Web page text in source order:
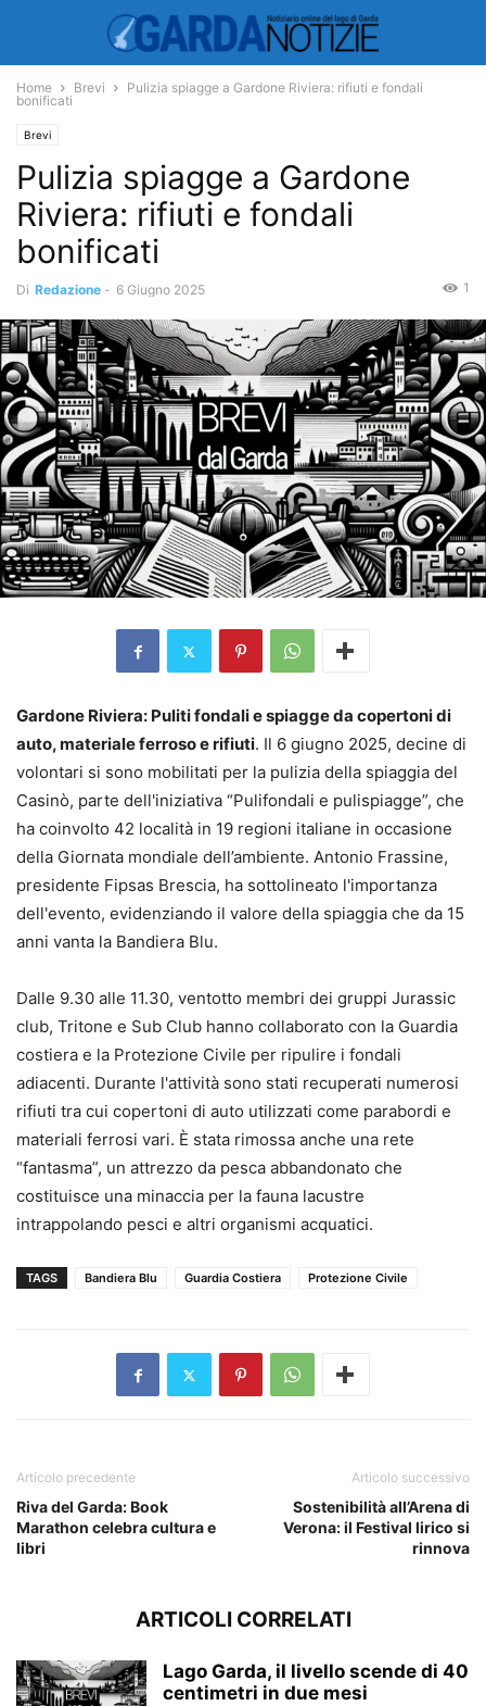
Home Brevi
Pulizia spiagge a Gardone Riviera: rifiuti e fondali
bonificati
Brevi
Pulizia spiagge a Gardone
Riviera: rifiuti e fondali
bonificati
Di Redazione - 6 Giugno 2025 1
Gardone Riviera: Puliti fondali e spiagge da copertoni di
auto, materiale ferroso e rifiuti. Il 6 giugno 2025, decine di
volontari si sono mobilitati per la pulizia della spiaggia del
Casinò, parte dell'iniziativa “Pulifondali e pulispiagge”, che
ha coinvolto 42 località in 19 regioni italiane in occasione
della Giornata mondiale dell’ambiente. Antonio Frassine,
presidente Fipsas Brescia, ha sottolineato l'importanza
dell'evento, evidenziando il valore della spiaggia che da 15
anni vanta la Bandiera Blu.
Dalle 9.30 alle 11.30, ventotto membri dei gruppi Jurassic
club, Tritone e Sub Club hanno collaborato con la Guardia
costiera e la Protezione Civile per ripulire i fondali
adiacenti. Durante l'attività sono stati recuperati numerosi
rifiuti tra cui copertoni di auto utilizzati come parabordi e
materiali ferrosi vari. È stata rimossa anche una rete
“fantasma”, un attrezzo da pesca abbandonato che
costituisce una minaccia per la fauna lacustre
intrappolando pesci e altri organismi acquatici.
TAGS Bandiera Blu Guardia Costiera Protezione Civile
Articolo precedente
Riva del Garda: Book
Marathon celebra cultura e
libri
Articolo successivo
Sostenibilità all’Arena di
Verona: il Festival lirico si
rinnova
ARTICOLI CORRELATI
Lago Garda, il livello scende di 40
centimetri in due mesi